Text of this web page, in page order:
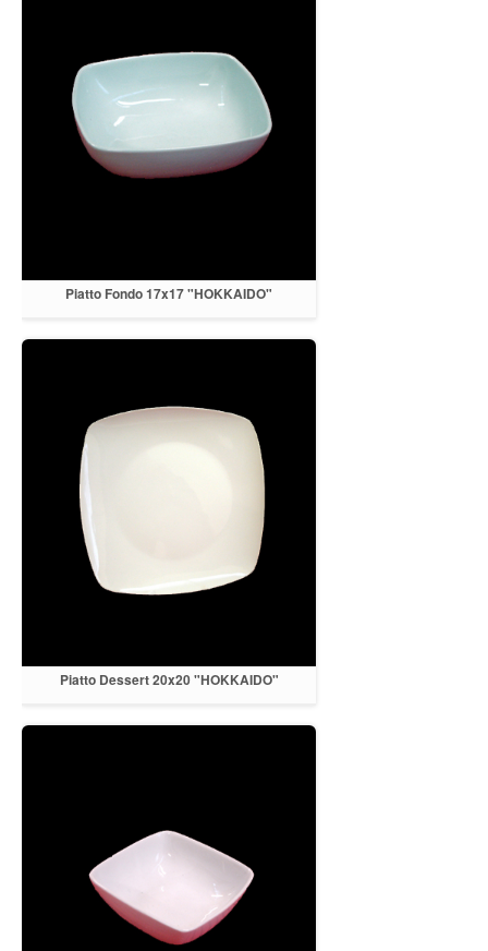
Piatto Fondo 17x17 "HOKKAIDO"
Piatto Dessert 20x20 "HOKKAIDO"